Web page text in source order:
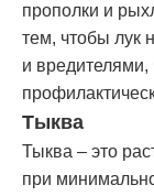
прополки и
тем, чтобы лук
и
Тыква
Тыква – это
при